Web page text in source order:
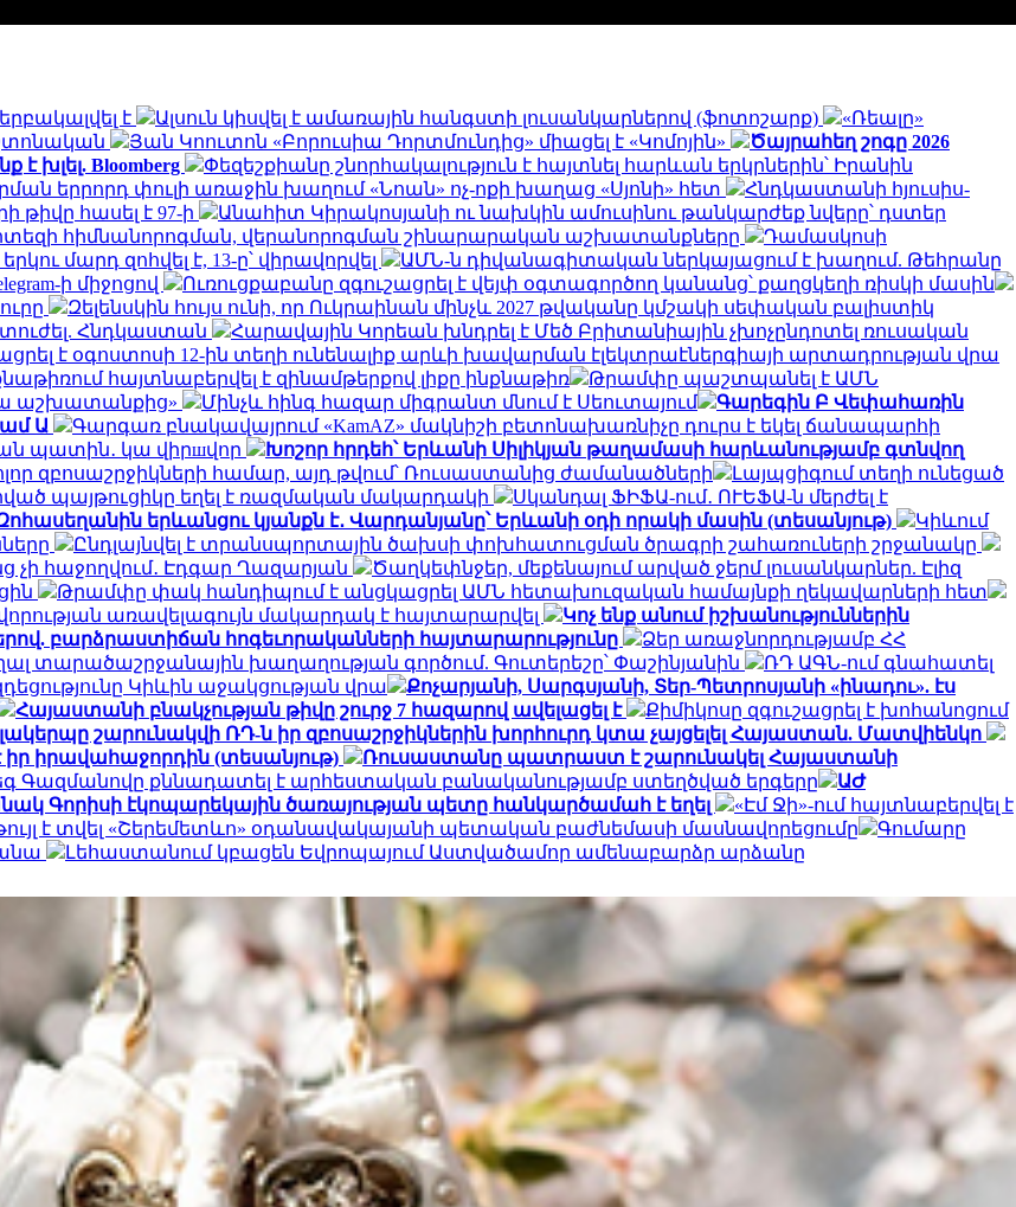
է
Ալսուն կիսվել է ամառային հանգստի լուսանկարներով (ֆոտոշարք)
«Ռեալը»
Յան Կոուտոն «Բորուսիա Դորտմունդից» միացել է «Կոմոյին»
Ծայրահեղ շոգը 2026
խլել. Bloomberg
Փեզեշքիանը շնորհակալություն է հայտնել հարևան երկրներին՝ Իրանին
երրորդ փուլի առաջին խաղում «Նոան» ոչ-ոքի խաղաց «Սյոնի» հետ
Հնդկաստանի հյուսիս-
թիվը հասել է 97-ի
Անահիտ Կիրակոսյանի ու նախկին ամուսինու թանկարժեք նվերը՝ դստեր
հիմնանորոգման, վերանորոգման շինարարական աշխատանքները
Դամասկոսի
մարդ զոհվել է, 13-ը՝ վիրավորվել
ԱՄՆ-ն դիվանագիտական ներկայացում է խաղում. Թեհրանը
ի միջոցով
Ուռուցքաբանը զգուշացրել է վեյփ օգտագործող կանանց՝ քաղցկեղի ռիսկի մասին
Զելենսկին հույս ունի, որ Ուկրաինան մինչև 2027 թվականը կմշակի սեփական բալիստիկ
Հնդկաստան
Հարավային Կորեան խնդրել է Մեծ Բրիտանիային չխոչընդոտել ռուսական
է օգոստոսի 12-ին տեղի ունենալիք արևի խավարման էլեկտրաէներգիայի արտադրության վրա
հայտնաբերվել է զինամթերքով լիքը ինքնաթիռ
Թրամփը պաշտպանել է ԱՄՆ
աշխատանքից»
Մինչև հինգ հազար միգրանտ մնում է Սեուտայում
Գարեգին Բ Վեփահառին
Ա
Գարգառ բնակավայրում «KamAZ» մակնիշի բետոնախառնիչը դուրս է եկել ճանապարհի
պատին․ կա վիրшվոր
Խոշոր հրդեհ՝ Երևանի Սիլիկյան թաղամասի հարևանությամբ գտնվող
զբոսաշրջիկների համար, այդ թվում՝ Ռուսաստանից ժամանածների
Լայպցիգում տեղի ունեցած
պայթուցիկը եղել է ռազմական մակարդակի
Սկանդալ ՖԻՖԱ-ում․ ՈՒԵՖԱ-ն մերժել է
երևանցու կյանքն է․ Վարդանյանը՝ Երևանի օդի որակի մասին (տեսանյութ)
Կիևում
Ընդլայնվել է տրանսպորտային ծախսի փոխհատուցման ծրագրի շահառուների շրջանակը
չի հաջողվում․ Էդգար Ղազարյան
Ծաղկեփնջեր, մեքենայում արված ջերմ լուսանկարներ. Էլիզ
Թրամփը փակ հանդիպում է անցկացրել ԱՄՆ հետախուզական համայնքի ղեկավարների հետ
առավելագույն մակարդակ է հայտարարվել
Կոչ ենք անում իշխանություններին
բարձրաստիճան հոգեւորականների հայտարարությունը
Ձեր առաջնորդությամբ ՀՀ
տարածաշրջանային խաղաղության գործում. Գուտերեշը՝ Փաշինյանին
ՌԴ ԱԳՆ-ում գնահատել
Կիևին աջակցության վրա
Քոչարյանի, Սարգսյանի, Տեր-Պետրոսյանի «ինադու». էս
Հայաստանի բնակչության թիվը շուրջ 7 հազարով ավելացել է
Քիմիկոսը զգուշացրել է խոհանոցում
շարունակվի ՌԴ-ն իր զբոսաշրջիկներին խորհուրդ կտա չայցելել Հայաստան. Մատվիենկո
իրավահաջորդին (տեսանյութ)
Ռուսաստանը պատրաստ է շարունակել Հայաստանի
Գազմանովը քննադատել է արհեստական բանականությամբ ստեղծված երգերը
ԱԺ
Գորիսի էկոպարեկային ծառայության պետը հանկարծամահ է եղել
«Էմ Ջի»-ում հայտնաբերվել է
է տվել «Շերեմետևո» օդանավակայանի պետական բաժնեմասի մասնավորեցումը
Գումարը
Լեհաստանում կբացեն Եվրոպայում Աստվածամոր ամենաբարձր արձանը